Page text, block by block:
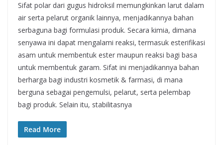
Sifat polar dari gugus hidroksil memungkinkan larut dalam
air serta pelarut organik lainnya, menjadikannya bahan
serbaguna bagi formulasi produk. Secara kimia, dimana
senyawa ini dapat mengalami reaksi, termasuk esterifikasi
asam untuk membentuk ester maupun reaksi bagi basa
untuk membentuk garam. Sifat ini menjadikannya bahan
berharga bagi industri kosmetik & farmasi, di mana
berguna sebagai pengemulsi, pelarut, serta pelembap
bagi produk. Selain itu, stabilitasnya
Read More